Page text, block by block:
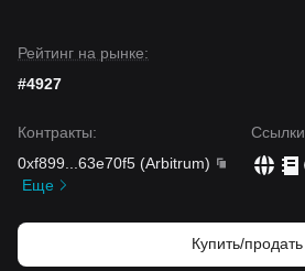
Рейтинг на рынке:
#4927
Контракты:
0xf899
63e70f5 (Arbitrum)
Еще
Ссылки
Купить/продать